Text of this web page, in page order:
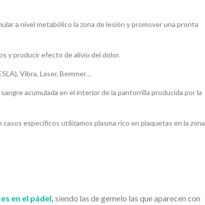
a nivel metabólico la zona de lesión y promover una pronta
y producir efecto de alivio del dolor.
Vibra, Laser, Bemmer…
acumulada en el interior de la pantorrilla producida por la
específicos utilizamos plasma rico en plaquetas en la zona
en el pádel, siendo las de gemelo las que aparecen con